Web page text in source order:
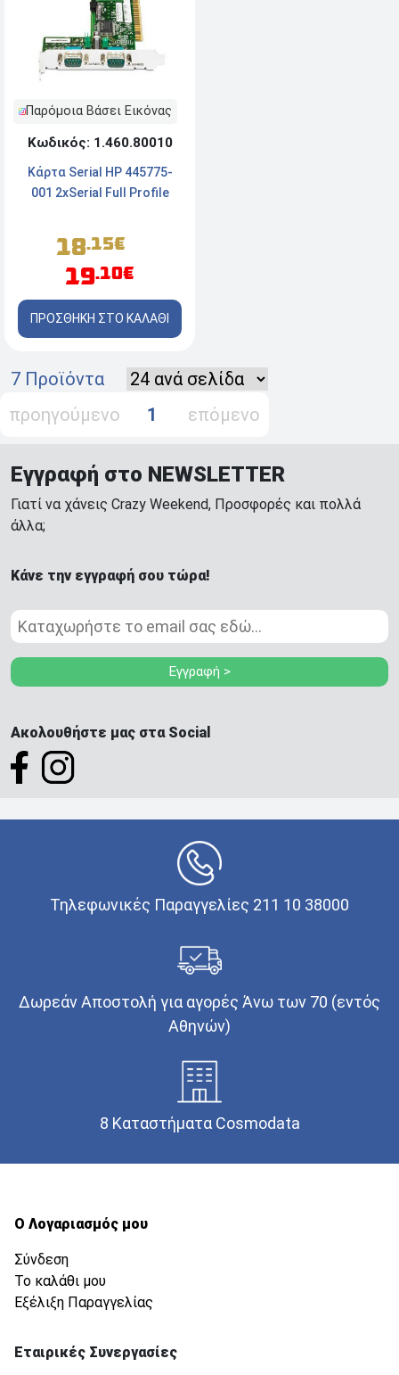
Παρόμοια Βάσει Εικόνας
Κωδικός: 1.460.80010
Κάρτα Serial HP 445775-
001 2xSerial Full Profile
18.15€
19.10€
ΠΡΟΣΘΗΚΗ ΣΤΟ ΚΑΛΑΘΙ
7 Προϊόντα
προηγούμενο
1 επόμενο
Εγγραφή στο NEWSLETTER
Γιατί να χάνεις Crazy Weekend, Προσφορές και πολλά
άλλα;
Κάνε την εγγραφή σου τώρα!
Εγγραφή >
Ακολουθήστε μας στα Social
Τηλεφωνικές Παραγγελίες 211 10 38000
Δωρεάν Αποστολή για αγορές Άνω των 70 (εντός
Αθηνών)
8 Καταστήματα Cosmodata
Ο Λογαριασμός μου
Σύνδεση
Το καλάθι μου
Εξέλιξη Παραγγελίας
Εταιρικές Συνεργασίες